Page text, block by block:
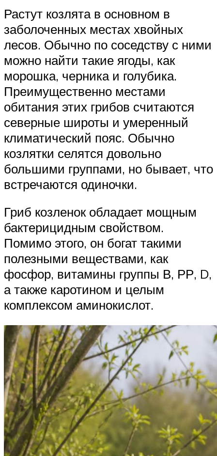
Растут козлята в основном в
заболоченных местах хвойных
лесов. Обычно по соседству с ними
можно найти такие ягоды, как
морошка, черника и голубика.
Преимущественно местами
обитания этих грибов считаются
северные широты и умеренный
климатический пояс. Обычно
козлятки селятся довольно
большими группами, но бывает, что
встречаются одиночки.
Гриб козленок обладает мощным
бактерицидным свойством.
Помимо этого, он богат такими
полезными веществами, как
фосфор, витамины группы В, РР, D,
а также каротином и целым
комплексом аминокислот.